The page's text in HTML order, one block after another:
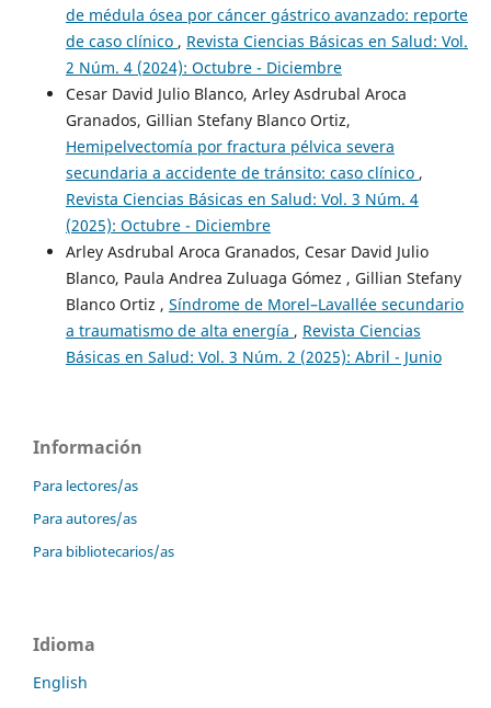
de médula ósea por cáncer gástrico avanzado: reporte
de caso clínico , Revista Ciencias Básicas en Salud: Vol.
2 Núm. 4 (2024): Octubre - Diciembre
Cesar David Julio Blanco, Arley Asdrubal Aroca
Granados, Gillian Stefany Blanco Ortiz,
Hemipelvectomía por fractura pélvica severa
secundaria a accidente de tránsito: caso clínico ,
Revista Ciencias Básicas en Salud: Vol. 3 Núm. 4
(2025): Octubre - Diciembre
Arley Asdrubal Aroca Granados, Cesar David Julio
Blanco, Paula Andrea Zuluaga Gómez , Gillian Stefany
Blanco Ortiz , Síndrome de Morel–Lavallée secundario
a traumatismo de alta energía , Revista Ciencias
Básicas en Salud: Vol. 3 Núm. 2 (2025): Abril - Junio
Información
Para lectores/as
Para autores/as
Para bibliotecarios/as
Idioma
English